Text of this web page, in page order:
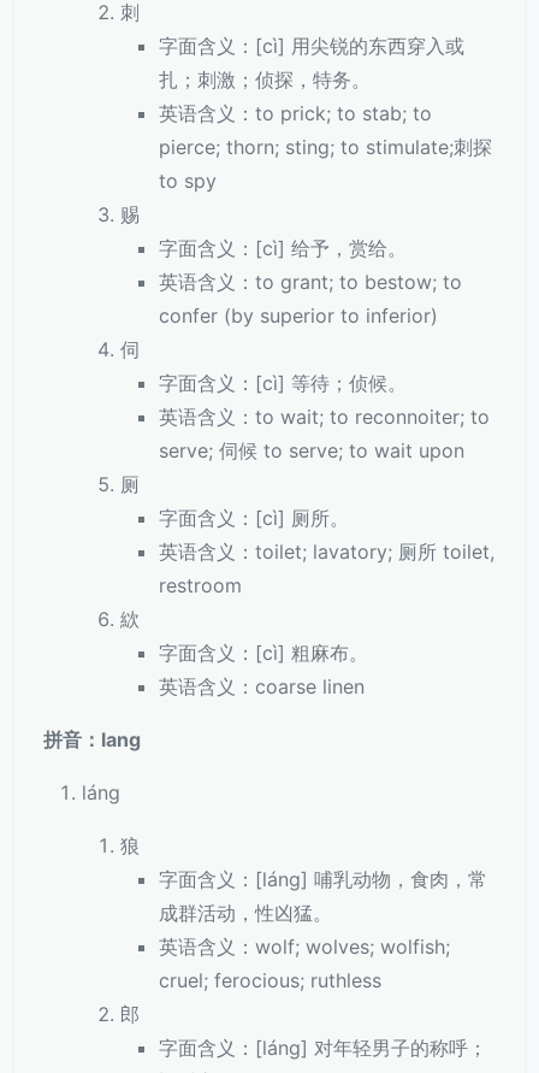
刺
字面含义：[cì] 用尖锐的东西穿入或
扎；刺激；侦探，特务。
英语含义：to prick; to stab; to
pierce; thorn; sting; to stimulate;刺探
to spy
赐
字面含义：[cì] 给予，赏给。
英语含义：to grant; to bestow; to
confer (by superior to inferior)
伺
字面含义：[cì] 等待；侦候。
英语含义：to wait; to reconnoiter; to
serve; 伺候 to serve; to wait upon
厕
字面含义：[cì] 厕所。
英语含义：toilet; lavatory; 厕所 toilet,
restroom
絘
字面含义：[cì] 粗麻布。
英语含义：coarse linen
拼音：lang
láng
狼
字面含义：[láng] 哺乳动物，食肉，常
成群活动，性凶猛。
英语含义：wolf; wolves; wolfish;
cruel; ferocious; ruthless
郎
字面含义：[láng] 对年轻男子的称呼；